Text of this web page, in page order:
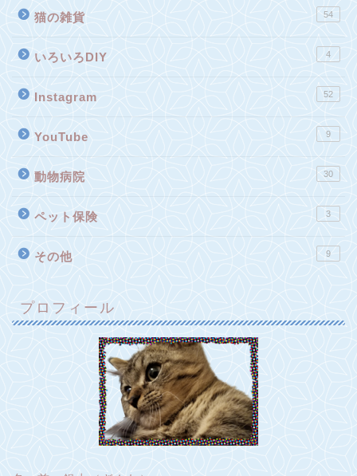
猫の雑貨 54
いろいろDIY 4
Instagram 52
YouTube 9
動物病院 30
ペット保険 3
その他 9
プロフィール